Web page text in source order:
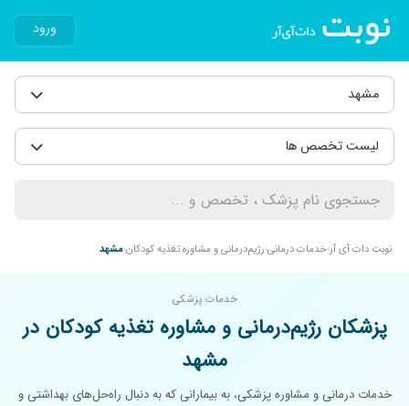
ورود
مشهد
لیست تخصص ها
نوبت دات آی آر خدمات درمانی رژیم‌درمانی و مشاوره تغذیه کودکانمشهد
خدمات پزشکی
پزشکان رژیم‌درمانی و مشاوره تغذیه کودکان در
مشهد
خدمات درمانی و مشاوره پزشکی، به بیمارانی که به دنبال راه‌حل‌های بهداشتی و